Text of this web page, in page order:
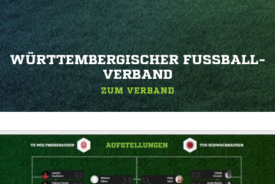
WÜRTTEMBERGISCHER FUSSBALL-V
ERBAND
ZUM VERBAND